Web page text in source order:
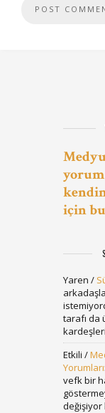
için
Yaren /
tarafı da
Etkili /
Yorumları
vefk bir